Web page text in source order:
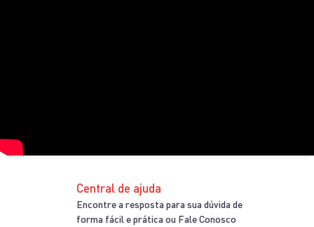
Central de ajuda
Encontre a resposta para sua dúvida de
forma fácil e prática ou Fale Conosco